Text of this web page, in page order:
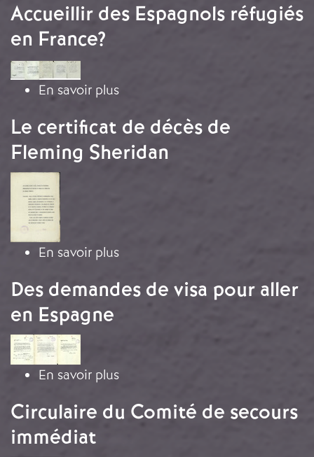
Accueillir des Espagnols réfugiés
en France?
Image
En savoir plussur Accueillir des Espagnols
Le certificat de décès de
Fleming Sheridan
Image
En savoir plussur Le certificat de décès de
Des demandes de visa pour aller
en Espagne
Image
En savoir plussur Des demandes de visa pour
Circulaire du Comité de secours
immédiat